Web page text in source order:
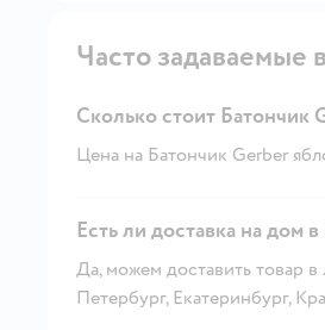
Часто задаваемые
Сколько стоит Батончик
Цена на Батончик Gerber
Есть ли доставка на дом
Да, можем доставить товар
Петербург, Екатеринбург,